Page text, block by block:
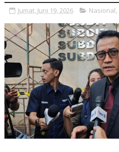
Jumat, Juni 19, 2026 Nasional,